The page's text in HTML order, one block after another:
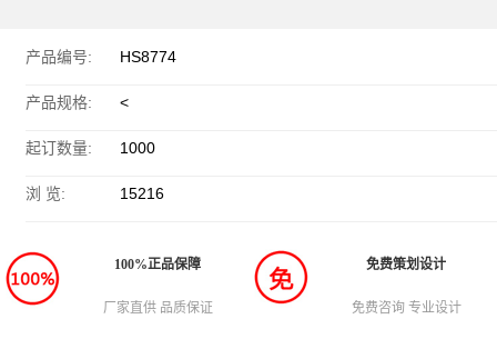
产品编号: HS8774
产品规格: <
起订数量: 1000
浏 览: 15216
100%正品保障
厂家直供 品质保证
免费策划设计
免费咨询 专业设计